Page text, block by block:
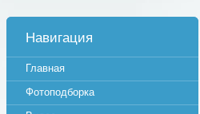
Навигация
Главная
Фотоподборка